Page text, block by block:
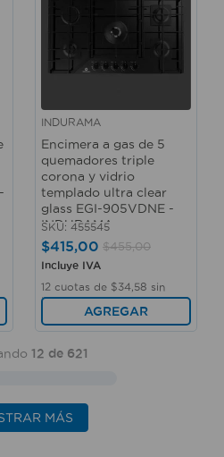
INDURAMA
Encimera a gas de 5
quemadores triple
corona y vidrio
templado ultra clear
glass EGI-905VDNE -
INDURAMA
SKU: 455545
$415,00 $455,00
Incluye IVA
12 cuotas de $34 58 sin
interés
AGREGAR
12 de 621
MÁS